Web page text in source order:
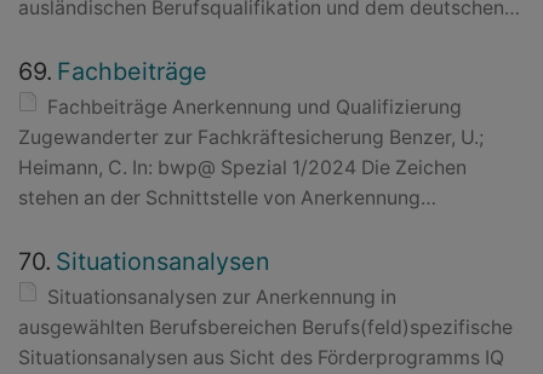
ausländischen Berufsqualifikation und dem deutschen…
69. Fachbeiträge
Fachbeiträge Anerkennung und Qualifizierung
Zugewanderter zur Fachkräftesicherung Benzer, U.;
Heimann, C. In: bwp@ Spezial 1/2024 Die Zeichen
stehen an der Schnittstelle von Anerkennung…
70. Situationsanalysen
Situationsanalysen zur Anerkennung in
ausgewählten Berufsbereichen Berufs(feld)spezifische
Situationsanalysen aus Sicht des Förderprogramms IQ